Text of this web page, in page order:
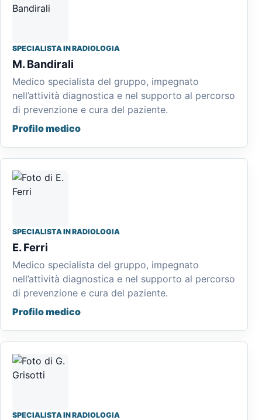
SPECIALISTA IN RADIOLOGIA
M. Bandirali
Medico specialista del gruppo, impegnato
nell’attività diagnostica e nel supporto al percorso
di prevenzione e cura del paziente.
Profilo medico
SPECIALISTA IN RADIOLOGIA
E. Ferri
Medico specialista del gruppo, impegnato
nell’attività diagnostica e nel supporto al percorso
di prevenzione e cura del paziente.
Profilo medico
SPECIALISTA IN RADIOLOGIA